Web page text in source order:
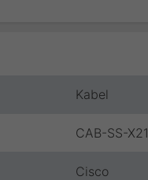
Kabel
CAB-SS-
Cisco